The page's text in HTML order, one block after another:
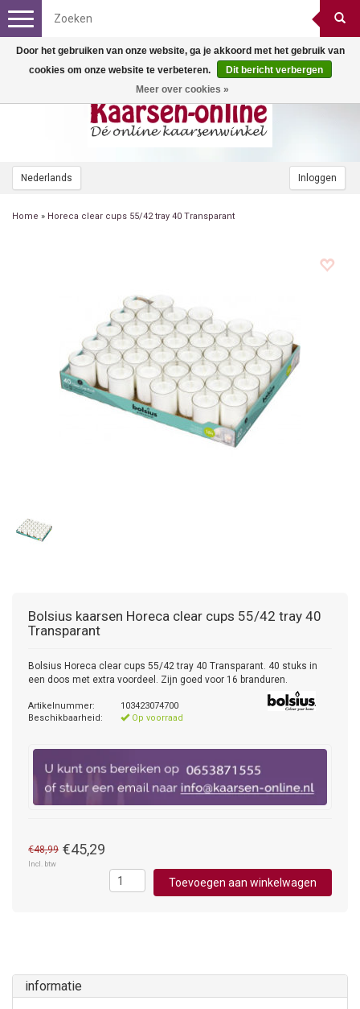
Nederlands Inloggen
Toggle
navigation
Home » Horeca clear cups 55/42 tray 40 Transparant
Bolsius kaarsen Horeca clear cups 55/42 tray 40
Transparant
Bolsius Horeca clear cups 55/42 tray 40 Transparant. 40 stuks in
een doos met extra voordeel. Zijn goed voor 16 branduren.
Artikelnummer:
103423074700
Beschikbaarheid:
Op voorraad
€48,99 €45,29
Incl. btw
Toevoegen aan winkelwagen
informatie
Door het gebruiken van onze website, ga je akkoord met het gebruik van
cookies om onze website te verbeteren.
Dit bericht verbergen
Meer over cookies »